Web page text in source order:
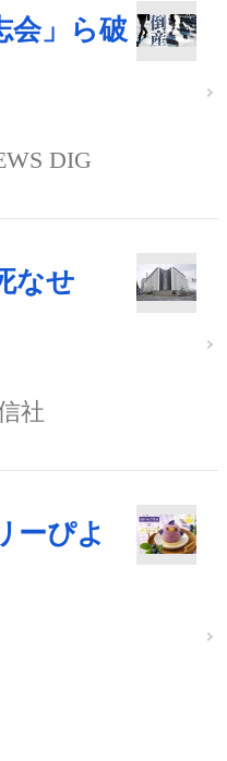
会」ら破
DIG
なせ
社
ーぴよ